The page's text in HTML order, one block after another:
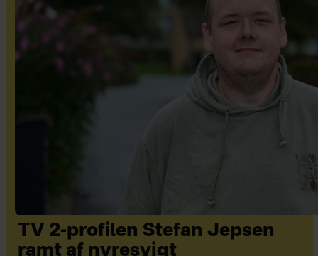
TV 2-profilen Stefan Jepsen
ramt af nyresvigt